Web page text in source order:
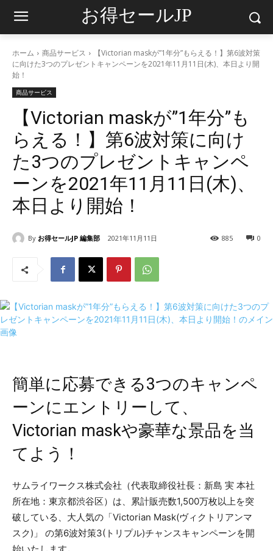
お得セールJP
ホーム 商品サービス
【Victorian maskが”1年分”もらえる！】第6波対策
に向けた3つのプレゼントキャンペーンを2021年11月11日(木)、本日より開
始！
商品サービス
【Victorian maskが”1年分”も
らえる！】第6波対策に向け
た3つのプレゼントキャンペ
ーンを2021年11月11日(木)、
本日より開始！
By お得セールJP 編集部 2021年11月11日 0
885
簡単に応募できる3つのキャンペ
ーンにエントリーして、
Victorian maskや豪華な景品を当
てよう！
サムライワークス株式会社（代表取締役社長：新島 実 本社
所在地：東京都渋谷区）は、累計販売数1,500万枚以上を突
破している、大人気の「Victorian Mask(ヴィクトリアンマ
スク)」 の第6波対策3(トリプル)チャンスキャンペーンを開